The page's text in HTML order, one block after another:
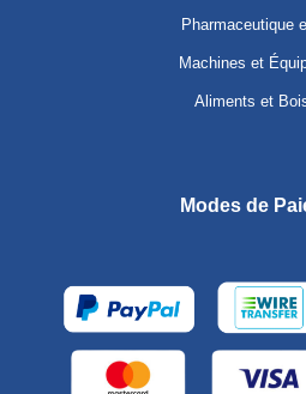
Pharmaceutique
Machines et
Aliments et
Modes de